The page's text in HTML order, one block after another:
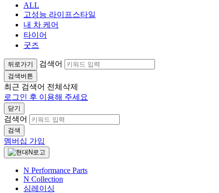
ALL
고성능 라이프스타일
내 차 케어
타이어
굿즈
뒤로가기 검색어
검색버튼
최근 검색어 전체삭제
로그인 후 이용해 주세요
닫기
검색어
검색
멤버십 가입
N Performance Parts
N Collection
심레이싱